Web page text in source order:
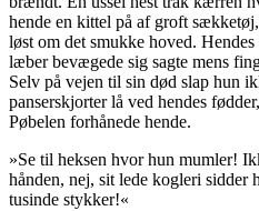
hende en kittel på af groft
løst om det smukke hoved.
læber bevægede sig sagte mens
Selv på vejen til sin død slap hun
panserskjorter lå ved hendes
Pøbelen forhånede hende.
»Se til heksen hvor hun mumler!
hånden, nej, sit lede kogleri sidder
tusinde stykker!«